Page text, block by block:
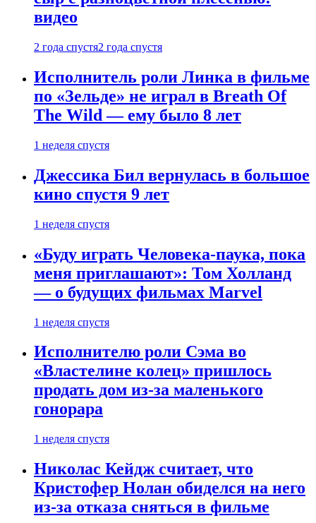
видео
2 года спустя2 года спустя
Исполнитель роли Линка в фильме
по «Зельде» не играл в Breath Of
The Wild — ему было 8 лет
1 неделя спустя
Джессика Бил вернулась в большое
кино спустя 9 лет
1 неделя спустя
«Буду играть Человека-паука, пока
меня приглашают»: Том Холланд
— о будущих фильмах Marvel
1 неделя спустя
Исполнителю роли Сэма во
«Властелине колец» пришлось
продать дом из-за маленького
гонорара
1 неделя спустя
Николас Кейдж считает, что
Кристофер Нолан обиделся на него
из-за отказа сняться в фильме